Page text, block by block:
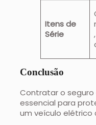
Itens de
Série
Conclusão
Contratar o
essencial para
um veículo